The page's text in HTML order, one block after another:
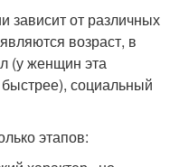
зависит от различных
возраст, в
(у женщин эта
социальный
этапов: